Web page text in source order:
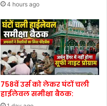
4 hours ago
758वें उर्स को लेकर घंटों चली
हाईलेवल समीक्षा बैठक: